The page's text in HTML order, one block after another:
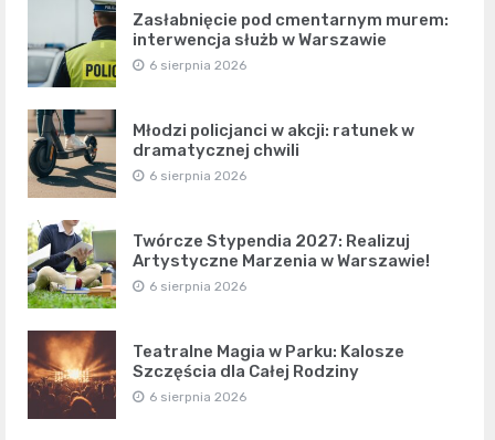
Zasłabnięcie pod cmentarnym murem:
interwencja służb w Warszawie
6 sierpnia 2026
Młodzi policjanci w akcji: ratunek w
dramatycznej chwili
6 sierpnia 2026
Twórcze Stypendia 2027: Realizuj
Artystyczne Marzenia w Warszawie!
6 sierpnia 2026
Teatralne Magia w Parku: Kalosze
Szczęścia dla Całej Rodziny
6 sierpnia 2026